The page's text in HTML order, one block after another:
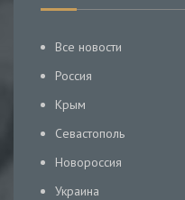
Все новости
Россия
Крым
Севастополь
Новороссия
Украина